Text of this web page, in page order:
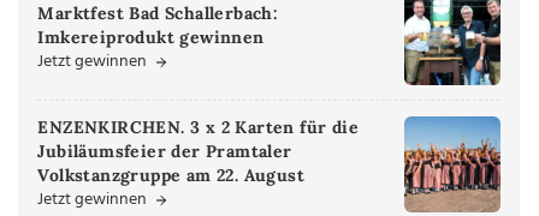
Marktfest Bad Schallerbach:
Imkereiprodukt gewinnen
Jetzt gewinnen
ENZENKIRCHEN. 3 x 2 Karten für die
Jubiläumsfeier der Pramtaler
Volkstanzgruppe am 22. August
Jetzt gewinnen